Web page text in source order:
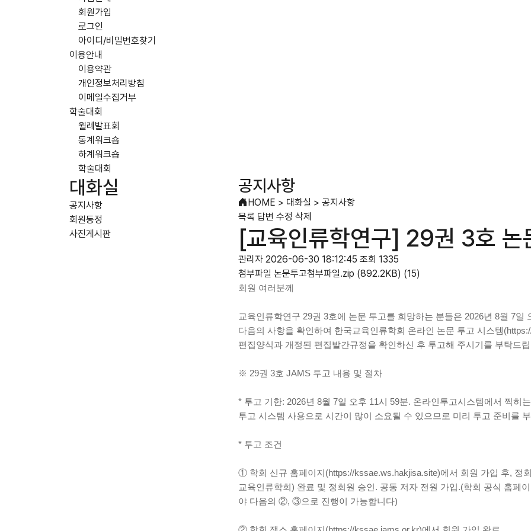
회원가입
로그인
아이디/비밀번호찾기
이용안내
이용약관
개인정보처리방침
이메일수집거부
학술대회
월례발표회
동계워크숍
하계워크숍
학술대회
대화실
공지사항
회원동정
사진게시판
공지사항
HOME > 대화실 > 공지사항
목록 답변 수정 삭제
[교육인류학연구] 29권 3호 논
관리자 2026-06-30 18:12:45 조회 1335
첨부파일 논문투고첨부파일.zip (892.2KB) (15)
회원 여러분께
교육인류학연구 29권 3호에 논문 투고를 희망하는 분들은 2026년 8월 7일
다음의 사항을 확인하여 한국교육인류학회 온라인 논문 투고 시스템
편집양식과 개정된 편집발간규정을 확인하신 후 투고해 주시기를 부탁드
※ 29권 3호 JAMS 투고 내용 및 절차
* 투고 기한: 2026년 8월 7일 오후 11시 59분. 온라인투고시스템에서 찍히
투고 시스템 사용으로 시간이 많이 소요될 수 있으므로 미리 투고 준비를
* 투고 조건
① 학회 신규 홈페이지(https://kssae.ws.hakjisa.site)에서 회원 가입 후, 정
교육인류학회) 완료 및 정회원 승인. 공동 저자 전원 가입.(학회 공식 홈페
야 다음의 ②, ③으로 진행이 가능합니다)